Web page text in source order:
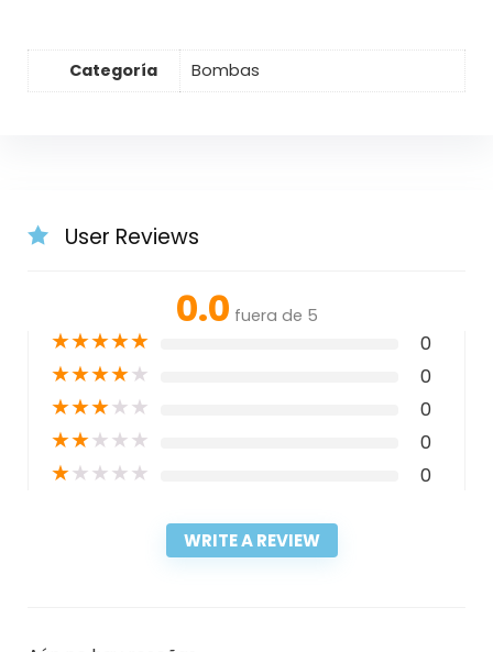
Categoría Bombas
User Reviews
0.0 fuera de 5
★★★★★ 0
★★★★★ 0
★★★★★ 0
★★★★★ 0
★★★★★ 0
WRITE A REVIEW